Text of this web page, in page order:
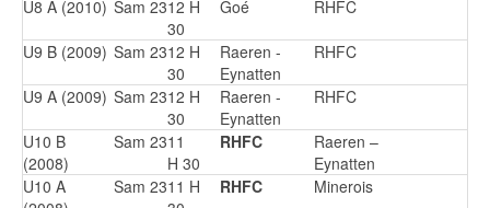
U8 A (2010) Sam 2312 H
30
Goé RHFC
U9 B (2009) Sam 2312 H
30
Raeren -
Eynatten
RHFC
U9 A (2009) Sam 2312 H
30
Raeren -
Eynatten
RHFC
U10 B
(2008)
Sam 2311
H 30
RHFC
Raeren –
Eynatten
U10 A
Sam 2311 H
RHFC Minerois